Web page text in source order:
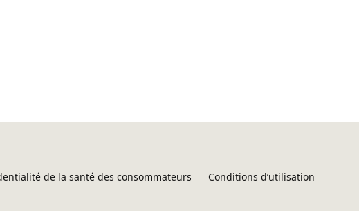
de la santé des consommateurs
Conditions d’utilisation